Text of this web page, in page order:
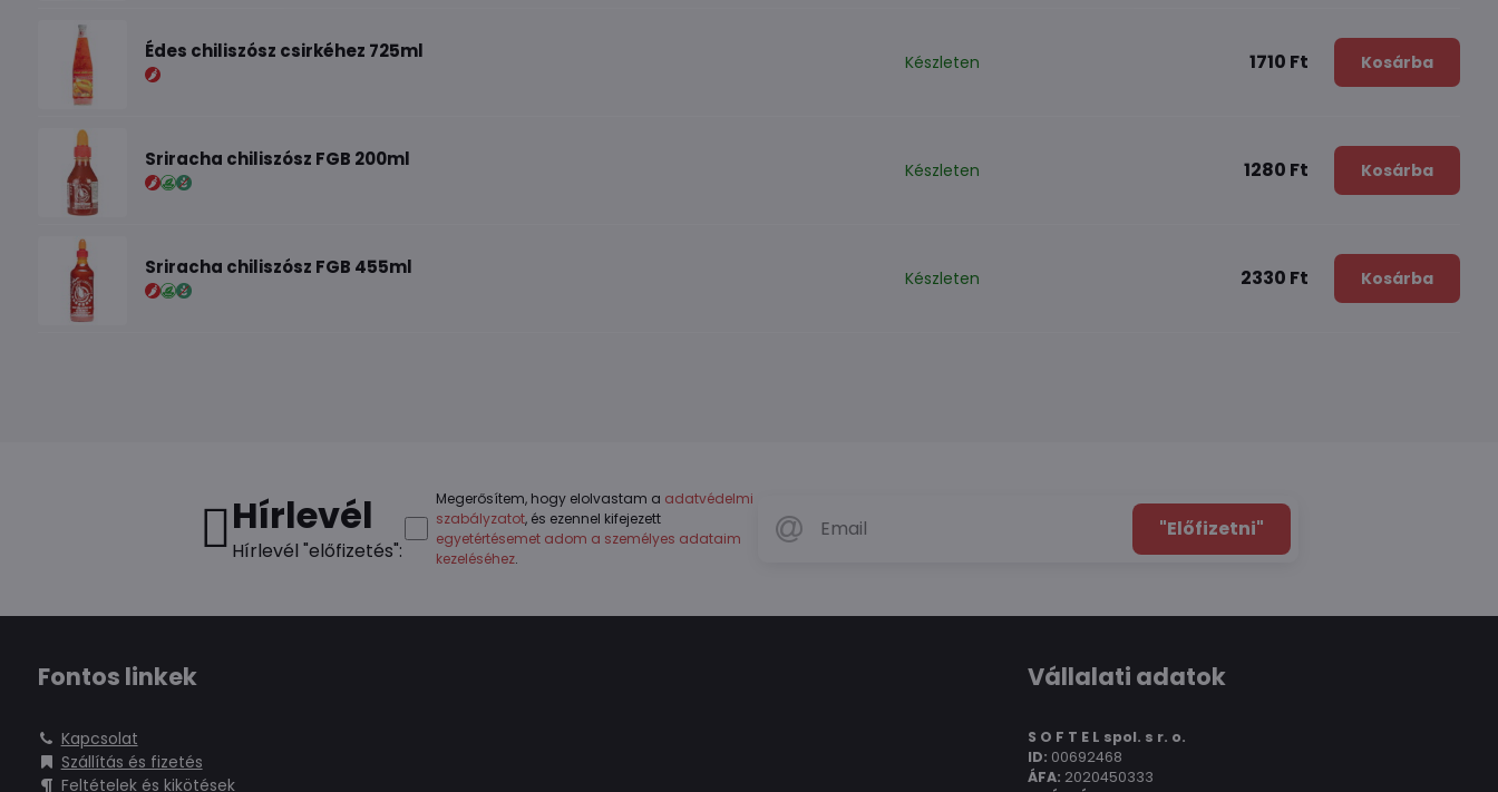
Édes chiliszósz csirkéhez 725ml Készleten 1710 Ft Kosárba
Sriracha chiliszósz FGB 200ml Készleten 1280 Ft Kosárba
Sriracha chiliszósz FGB 455ml Készleten 2330 Ft Kosárba
Hírlevél
Hírlevél "előfizetés":
"Előfizetni"
Megerősítem, hogy elolvastam a adatvédelmi
szabályzatot, és ezennel kifejezett
egyetértésemet adom a személyes adataim
kezeléséhez.
Fontos linkek
Kapcsolat
Szállítás és fizetés
Feltételek és kikötések
Vállalati adatok
S O F T E L spol. s r. o.
ID: 00692468
ÁFA: 2020450333